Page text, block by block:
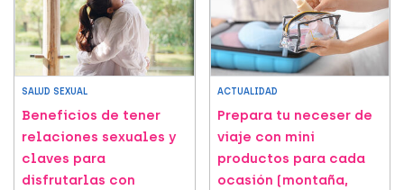
SALUD SEXUAL
Beneficios de tener
relaciones sexuales y
claves para
disfrutarlas con
ACTUALIDAD
Prepara tu neceser de
viaje con mini
productos para cada
ocasión (montaña,